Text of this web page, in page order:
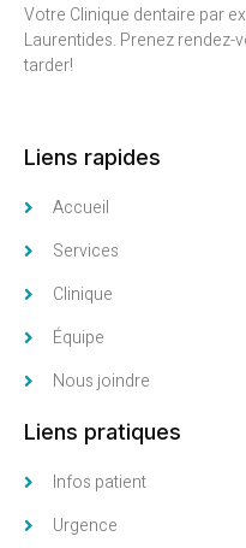
Votre Clinique dentaire par
Laurentides. Prenez
tarder!
Liens rapides
Accueil
Services
Clinique
Équipe
Nous joindre
Liens pratiques
Infos patient
Urgence